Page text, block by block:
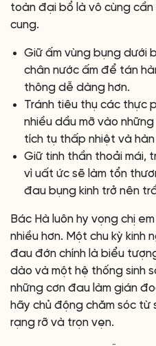
toàn đại bổ là vô cùng
cung.
Giữ ấm vùng bụng dưới
chân nước ấm để tán
thông dễ dàng hơn.
Tránh tiêu thụ các thực
nhiều dầu mỡ vào
tích tụ thấp nhiệt và
Giữ tinh thần thoải mái,
vì uất ức sẽ làm tổn
đau bụng kinh trở nên
Bác Hà luôn hy vọng chị
nhiều hơn. Một chu kỳ kinh
đau đớn chính là biểu
dào và một hệ thống sinh
những cơn đau làm gián
hãy chủ động chăm sóc từ
rạng rỡ và trọn vẹn.